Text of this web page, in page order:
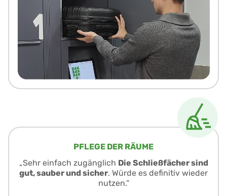
PFLEGE DER RÄUME
„Sehr einfach zugänglich Die Schließfächer sind
gut, sauber und sicher. Würde es definitiv wieder
nutzen.“